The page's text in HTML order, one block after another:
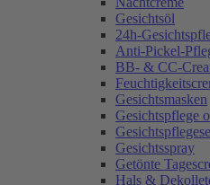
Gesichtsöl
24h-
Anti-Pickel-
BB- & CC-
Gesichtsmasken
Gesichtspflege
Gesichtsspray
Getönte
Hals &